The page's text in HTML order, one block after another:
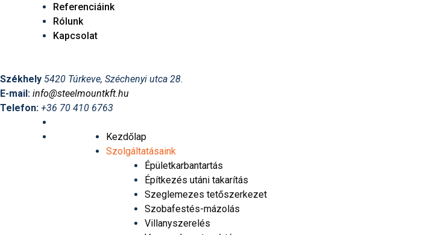
Referenciáink
Rólunk
Kapcsolat
Székhely 5420 Túrkeve, Széchenyi utca 28.
E-mail: info@steelmountkft.hu
Telefon: +36 70 410 6763
Kezdőlap
Szolgáltatásaink
Épületkarbantartás
Építkezés utáni takarítás
Szeglemezes tetőszerkezet
Szobafestés-mázolás
Villanyszerelés